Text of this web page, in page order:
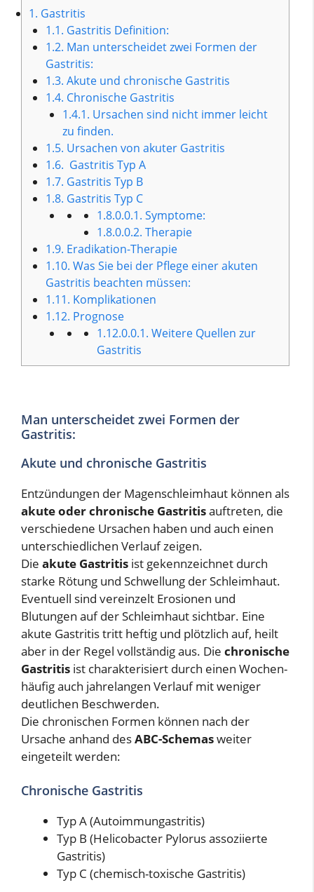
1. Gastritis
1.1. Gastritis Definition:
1.2. Man unterscheidet zwei Formen der
Gastritis:
1.3. Akute und chronische Gastritis
1.4. Chronische Gastritis
1.4.1. Ursachen sind nicht immer leicht
zu finden.
1.5. Ursachen von akuter Gastritis
1.6. Gastritis Typ A
1.7. Gastritis Typ B
1.8. Gastritis Typ C
1.8.0.0.1. Symptome:
1.8.0.0.2. Therapie
1.9. Eradikation-Therapie
1.10. Was Sie bei der Pflege einer akuten
Gastritis beachten müssen:
1.11. Komplikationen
1.12. Prognose
1.12.0.0.1. Weitere Quellen zur
Gastritis
Man unterscheidet zwei Formen der
Gastritis:
Akute und chronische Gastritis
Entzündungen der Magenschleimhaut können als
akute oder chronische Gastritisauftreten, die
verschiedene Ursachen haben und auch einen
unterschiedlichen Verlauf zeigen.
Die akute Gastritis ist gekennzeichnet durch
starke Rötung und Schwellung der Schleimhaut.
Eventuell sind vereinzelt Erosionen und
Blutungen auf der Schleimhaut sichtbar. Eine
akute Gastritis tritt heftig und plötzlich auf, heilt
aber in der Regel vollständig aus. Die chronische
Gastritis ist charakterisiert durch einen Wochen-
häufig auch jahrelangen Verlauf mit weniger
deutlichen Beschwerden.
Die chronischen Formen können nach der
Ursache anhand desABC-Schemasweiter
eingeteilt werden:
Chronische Gastritis
Typ A (Autoimmungastritis)
Typ B (Helicobacter Pylorus assoziierte
Gastritis)
Typ C (chemisch-toxische Gastritis)